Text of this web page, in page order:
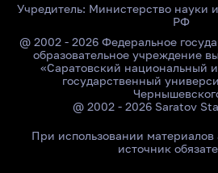
Учредитель: Министерство науки
РФ
@ 2002 - 2026 Федеральное
образовательное учреждение
«Саратовский национальный
государственный
@ 2002 - 2026 Saratov
При использовании материалов
источник